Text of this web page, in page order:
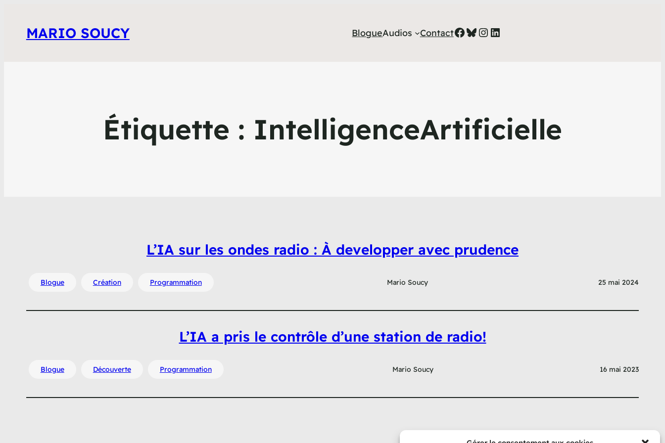
MARIO SOUCY BlogueAudios ContactFacebook
Bluesky
Instagram
LinkedIn
Étiquette : IntelligenceArtificielle
L’IA sur les ondes radio : À developper avec prudence
Blogue Création Programmation Mario Soucy 25 mai 2024
L’IA a pris le contrôle d’une station de radio!
Blogue Découverte Programmation Mario Soucy 16 mai 2023